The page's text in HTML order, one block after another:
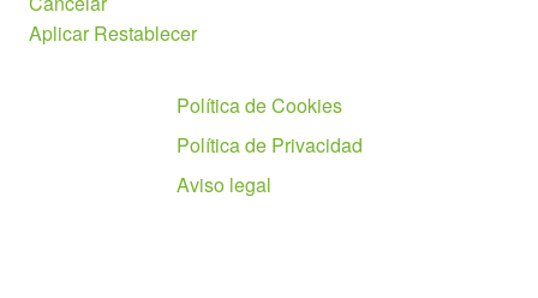
Aplicar Restablecer
Política de Cookies
Política de Privacidad
Aviso legal